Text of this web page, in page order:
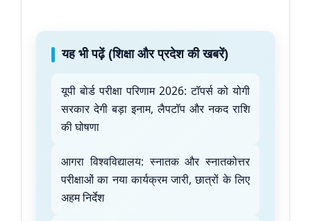
यह भी पढ़ें (शिक्षा और प्रदेश की खबरें)
यूपी बोर्ड परीक्षा परिणाम 2026: टॉपर्स को योगी
सरकार देगी बड़ा इनाम, लैपटॉप और नकद राशि
की घोषणा
आगरा विश्वविद्यालय: स्नातक और स्नातकोत्तर
परीक्षाओं का नया कार्यक्रम जारी, छात्रों के लिए
अहम निर्देश